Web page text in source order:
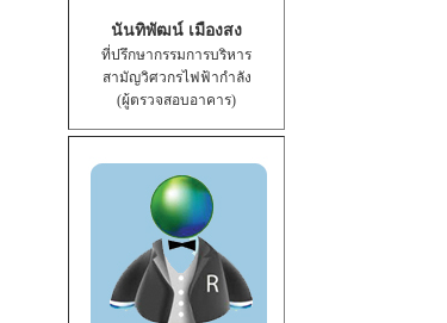
นันทิพัฒน์ เมืองสง
ที่ปรึกษากรรมการบริหาร
สามัญวิศวกรไฟฟ้ากำลัง
(ผู้ตรวจสอบอาคาร)